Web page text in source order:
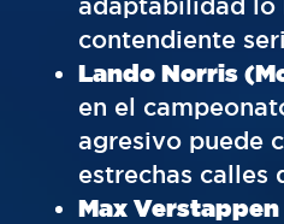
adaptabilidad lo
contendiente
Lando Norris
en el
agresivo puede
estrechas calles
Max